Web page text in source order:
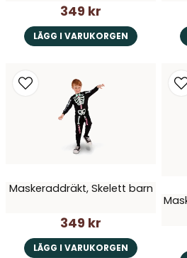
Skicka
349 kr
LÄGG I VARUKORGEN
Maskeraddräkt, Skelett barn
349 kr
LÄGG I VARUKORGEN